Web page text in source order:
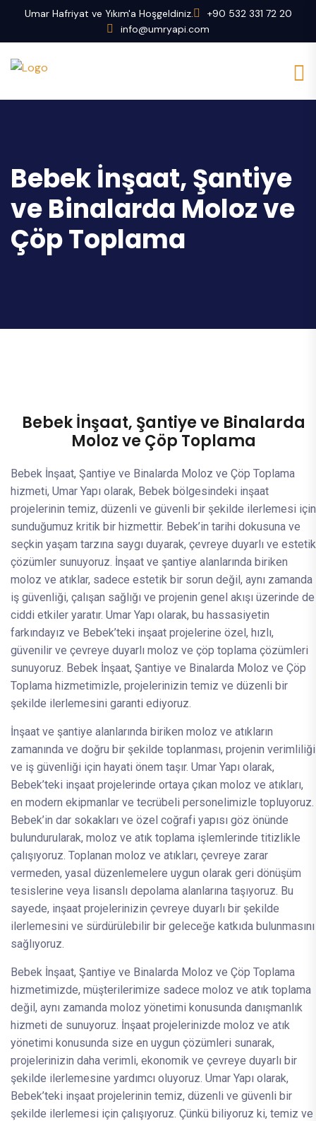
Umar Hafriyat ve Yıkım'a Hoşgeldiniz.
+90 532 331 72 20
info@umryapi.com
Bebek İnşaat, Şantiye
ve Binalarda Moloz ve
Çöp Toplama
Bebek İnşaat, Şantiye ve Binalarda
Moloz ve Çöp Toplama
Bebek İnşaat, Şantiye ve Binalarda Moloz ve Çöp Toplama
hizmeti, Umar Yapı olarak, Bebek bölgesindeki inşaat
projelerinin temiz, düzenli ve güvenli bir şekilde ilerlemesi için
sunduğumuz kritik bir hizmettir. Bebek’in tarihi dokusuna ve
seçkin yaşam tarzına saygı duyarak, çevreye duyarlı ve estetik
çözümler sunuyoruz. İnşaat ve şantiye alanlarında biriken
moloz ve atıklar, sadece estetik bir sorun değil, aynı zamanda
iş güvenliği, çalışan sağlığı ve projenin genel akışı üzerinde de
ciddi etkiler yaratır. Umar Yapı olarak, bu hassasiyetin
farkındayız ve Bebek’teki inşaat projelerine özel, hızlı,
güvenilir ve çevreye duyarlı moloz ve çöp toplama çözümleri
sunuyoruz. Bebek İnşaat, Şantiye ve Binalarda Moloz ve Çöp
Toplama hizmetimizle, projelerinizin temiz ve düzenli bir
şekilde ilerlemesini garanti ediyoruz.
İnşaat ve şantiye alanlarında biriken moloz ve atıkların
zamanında ve doğru bir şekilde toplanması, projenin verimliliği
ve iş güvenliği için hayati önem taşır. Umar Yapı olarak,
Bebek’teki inşaat projelerinde ortaya çıkan moloz ve atıkları,
en modern ekipmanlar ve tecrübeli personelimizle topluyoruz.
Bebek’in dar sokakları ve özel coğrafi yapısı göz önünde
bulundurularak, moloz ve atık toplama işlemlerinde titizlikle
çalışıyoruz. Toplanan moloz ve atıkları, çevreye zarar
vermeden, yasal düzenlemelere uygun olarak geri dönüşüm
tesislerine veya lisanslı depolama alanlarına taşıyoruz. Bu
sayede, inşaat projelerinizin çevreye duyarlı bir şekilde
ilerlemesini ve sürdürülebilir bir geleceğe katkıda bulunmasını
sağlıyoruz.
Bebek İnşaat, Şantiye ve Binalarda Moloz ve Çöp Toplama
hizmetimizde, müşterilerimize sadece moloz ve atık toplama
değil, aynı zamanda moloz yönetimi konusunda danışmanlık
hizmeti de sunuyoruz. İnşaat projelerinizde moloz ve atık
yönetimi konusunda size en uygun çözümleri sunarak,
projelerinizin daha verimli, ekonomik ve çevreye duyarlı bir
şekilde ilerlemesine yardımcı oluyoruz. Umar Yapı olarak,
Bebek’teki inşaat projelerinin temiz, düzenli ve güvenli bir
şekilde ilerlemesi için çalışıyoruz. Çünkü biliyoruz ki, temiz ve